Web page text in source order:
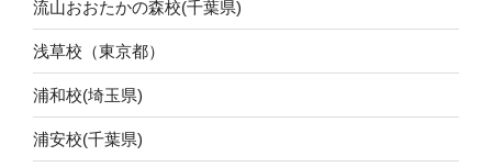
流山おおたかの森校(千葉県)
浅草校（東京都）
浦和校(埼玉県)
浦安校(千葉県)